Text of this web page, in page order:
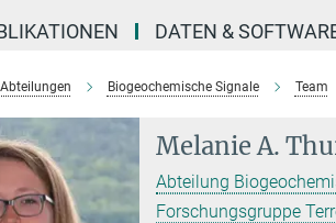
DATEN &
Abteilungen Biogeochemische Signale Team
Melanie A.
Abteilung
Forschungsgruppe